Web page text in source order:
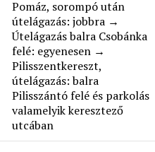
Pomáz, sorompó után
útelágazás: jobbra →
Útelágazás balra Csobánka
felé: egyenesen →
Pilisszentkereszt,
útelágazás: balra
Pilisszántó felé és parkolás
valamelyik keresztező
utcában